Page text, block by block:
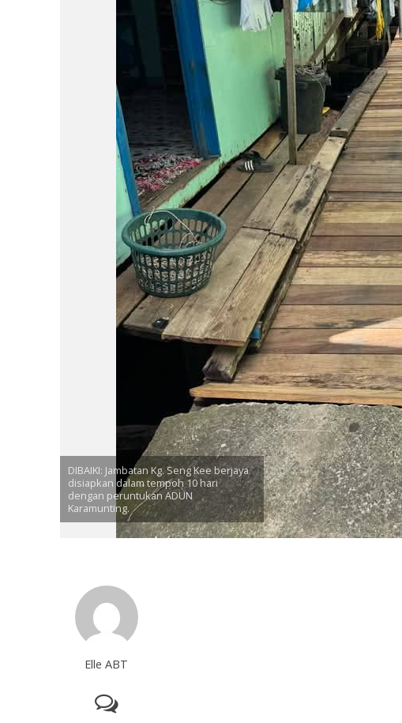
DIBAIKI: Jambatan Kg. Seng Kee berjaya
disiapkan dalam tempoh 10 hari
dengan peruntukan ADUN
Karamunting.
Elle ABT